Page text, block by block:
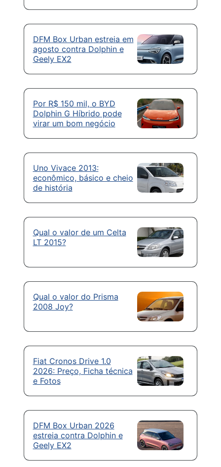
DFM Box Urban estreia em
agosto contra Dolphin e
Geely EX2
Por R$ 150 mil, o BYD
Dolphin G Híbrido pode
virar um bom negócio
Uno Vivace 2013:
econômico, básico e cheio
de história
Qual o valor de um Celta
LT 2015?
Qual o valor do Prisma
2008 Joy?
Fiat Cronos Drive 1.0
2026: Preço, Ficha técnica
e Fotos
DFM Box Urban 2026
estreia contra Dolphin e
Geely EX2